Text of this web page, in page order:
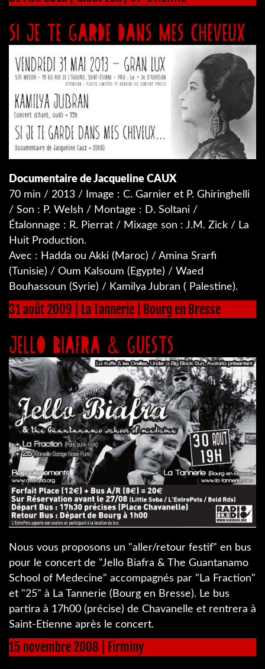
SI JE TE GARDE DANS MES CHEVEUX
Documentaire de Jacqueline CAUX
70 min / 2013 / Image : C. Garnier et P. Ghiringhelli
/ Son : P. Welsh / Montage : D. Soltani /
Étalonnage : R. Pierrat / Mixage son : J.M. Zick / La
Huit Production.
Avec : Hadda ou Akki (Maroc) / Amina Srarfi
(Tunisie) / Oum Kalsoum (Egypte) / Waed
Bouhassoun (Syrie) / Kamilya Jubran ( Palestine).
31 août 2009 | La Tannerie | Bourg en Bresse
JELLO BIAFRA & GUESTS
Nous vous proposons un "aller/retour festif" en bus
pour le concert de "Jello Biafra & The Guantanamo
School of Medecine" accompagnés par "La Fraction"
et "25" à La Tannerie (Bourg en Bresse). Le bus
partira à 17h00 (précise) de Chavanelle et rentrera à
Saint-Etienne après le concert.
15 novembre 2008 | Firminy